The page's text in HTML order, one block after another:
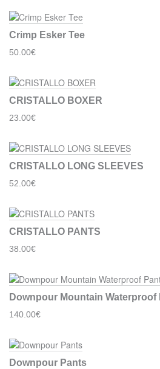
Crimp Esker Tee
50.00€
CRISTALLO BOXER
23.00€
CRISTALLO LONG SLEEVES
52.00€
CRISTALLO PANTS
38.00€
Downpour Mountain Waterproof
140.00€
Downpour Pants